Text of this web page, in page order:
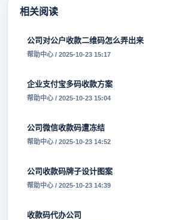
相关阅读
公司对公户收款二维码怎么弄出来
帮助中心 / 2025-10-23 15:17
企业支付宝多码收款方案
帮助中心 / 2025-10-23 15:04
公司微信收款码遭冻结
帮助中心 / 2025-10-23 14:52
公司收款码牌子设计图案
帮助中心 / 2025-10-23 14:39
收款码代办公司